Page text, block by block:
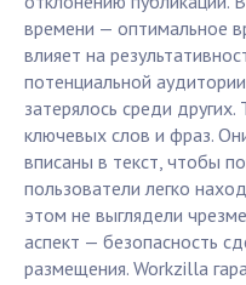
времени — оптимальное
влияет на
потенциальной
затерялось среди
ключевых слов и фраз.
вписаны в текст, чтобы
пользователи легко
этом не выглядели
аспект — безопасность
размещения. Workzilla